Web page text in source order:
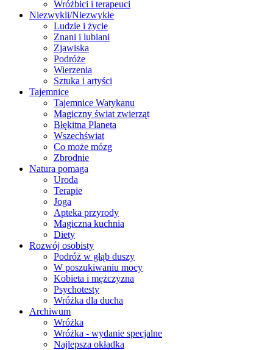
Wróżbici i terapeuci
Niezwykli/Niezwykłe
Ludzie i życie
Znani i lubiani
Zjawiska
Podróże
Wierzenia
Sztuka i artyści
Tajemnice
Tajemnice Watykanu
Magiczny świat zwierząt
Błękitna Planeta
Wszechświat
Co może mózg
Zbrodnie
Natura pomaga
Uroda
Terapie
Joga
Apteka przyrody
Magiczna kuchnia
Diety
Rozwój osobisty
Podróż w głąb duszy
W poszukiwaniu mocy
Kobieta i mężczyzna
Psychotesty
Wróżka dla ducha
Archiwum
Wróżka
Wróżka - wydanie specjalne
Najlepsza okładka